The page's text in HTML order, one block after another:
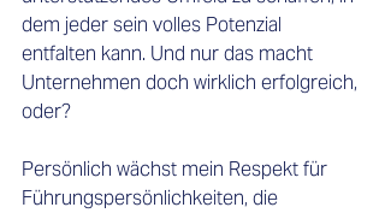
dem jeder sein volles Potenzial
entfalten kann. Und nur das macht
Unternehmen doch wirklich erfolgreich,
oder?
Persönlich wächst mein Respekt für
Führungspersönlichkeiten, die